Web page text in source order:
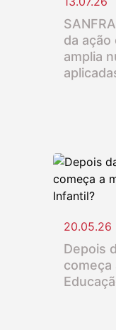
da ação
amplia
20.05.26
Depois
começa